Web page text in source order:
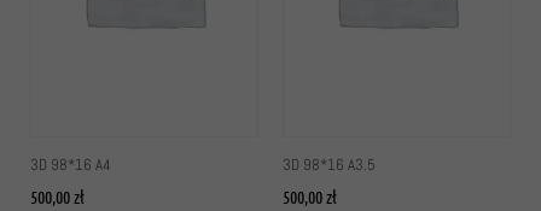
3D 98*16 A4
500,00zł
3D 98*16 A3.5
500,00zł